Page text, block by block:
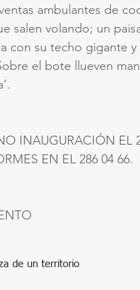
ambulantes de
salen volando; un
con su techo gigante
el bote llueven
INAUGURACIÓN EL
EN EL 286 04 66.
de un territorio